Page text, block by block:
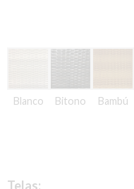
Blanco Bitono Bambú
Telas: